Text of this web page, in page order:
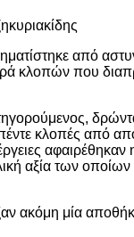
από
κλοπών που
κλοπές από
αφαιρέθηκαν
αξία των
ακόμη μία